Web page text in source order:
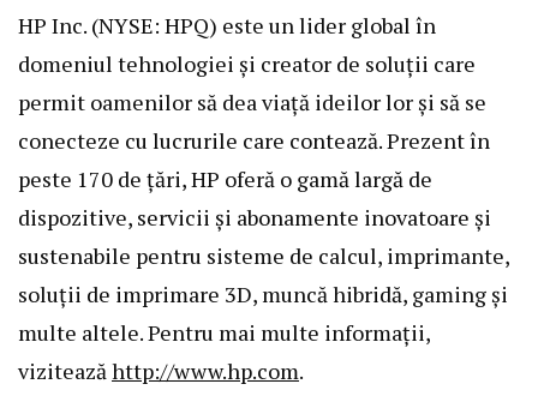
HP Inc. (NYSE: HPQ) este un lider global în
domeniul tehnologiei și creator de soluții care
permit oamenilor să dea viață ideilor lor și să se
conecteze cu lucrurile care contează. Prezent în
peste 170 de țări, HP oferă o gamă largă de
dispozitive, servicii și abonamente inovatoare și
sustenabile pentru sisteme de calcul, imprimante,
soluții de imprimare 3D, muncă hibridă, gaming și
multe altele. Pentru mai multe informații,
vizitează http://www.hp.com.